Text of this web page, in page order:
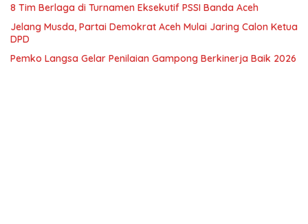
8 Tim Berlaga di Turnamen Eksekutif PSSI Banda Aceh
Jelang Musda, Partai Demokrat Aceh Mulai Jaring Calon Ketua
DPD
Pemko Langsa Gelar Penilaian Gampong Berkinerja Baik 2026